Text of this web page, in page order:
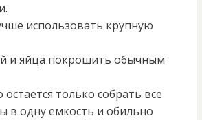
использовать крупную
и яйца покрошить обычным
остается только собрать все
в одну емкость и обильно